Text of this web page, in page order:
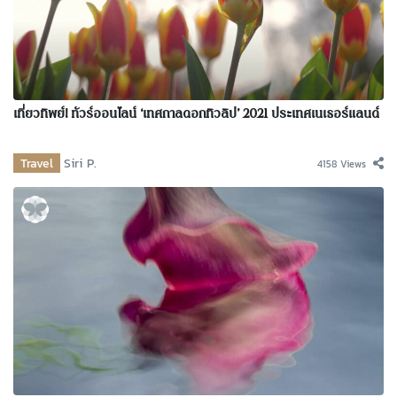
เที่ยวทิพย์! ทัวร์ออนไลน์ ‘เทศกาลดอกทิวลิป’ 2021 ประเทศเนเธอร์แลนด์
Travel Siri P. 4158 Views